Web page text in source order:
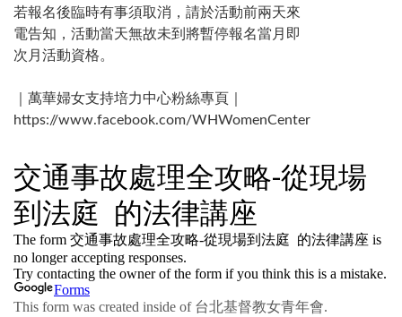
若報名後臨時有事須取消，請於活動前兩天來
電告知，活動當天無故未到將暫停報名當月即
次月活動資格。
｜萬華婦女支持培力中心粉絲專頁｜
https://www.facebook.com/WHWomenCenter